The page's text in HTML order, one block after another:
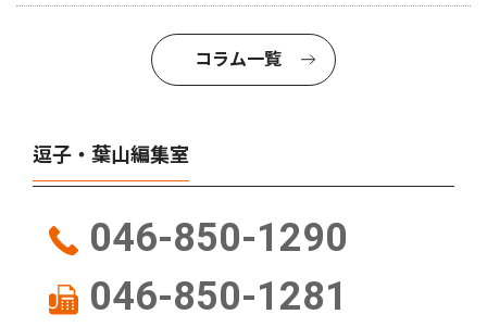
コラム一覧
逗子・葉山編集室
046-850-1290
046-850-1281